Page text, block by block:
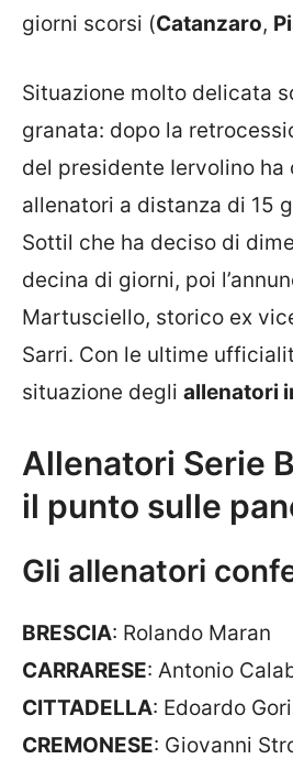
giorni scorsi (Catanzaro,
Situazione molto delicata
granata: dopo la
del presidente Iervolino ha
allenatori a distanza di 15
Sottil che ha deciso di
decina di giorni, poi
Martusciello, storico ex
Sarri. Con le ultime
situazione degli allenatori
Allenatori Serie
il punto sulle
Gli allenatori
BRESCIA: Rolando Maran
CARRARESE: Antonio
CITTADELLA: Edoardo
CREMONESE: Giovanni